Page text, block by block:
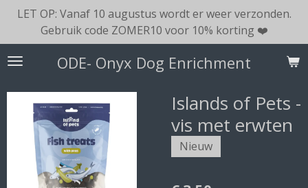
Ga
naar
de
ODE- Onyx Dog Enrichment
LET OP: Vanaf 10 augustus wordt er weer verzonden.
Gebruik code ZOMER10 voor 10% korting ❤️
Islands of Pets -
vis met erwten
Nieuw